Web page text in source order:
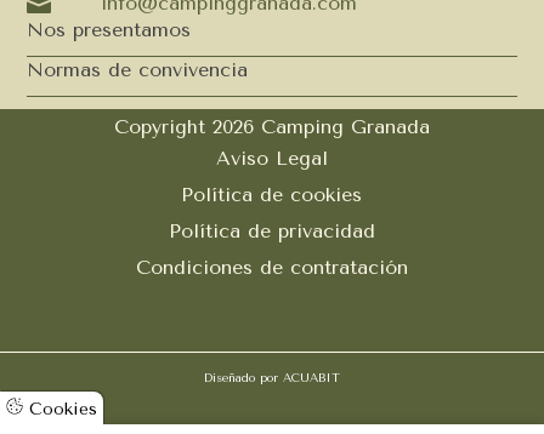
Cookies
Nos presentamos
Normas de convivencia
Copyright 2026 Camping Granada
Aviso Legal
Política de cookies
Política de privacidad
Condiciones de contratación
Diseñado por ACUABIT